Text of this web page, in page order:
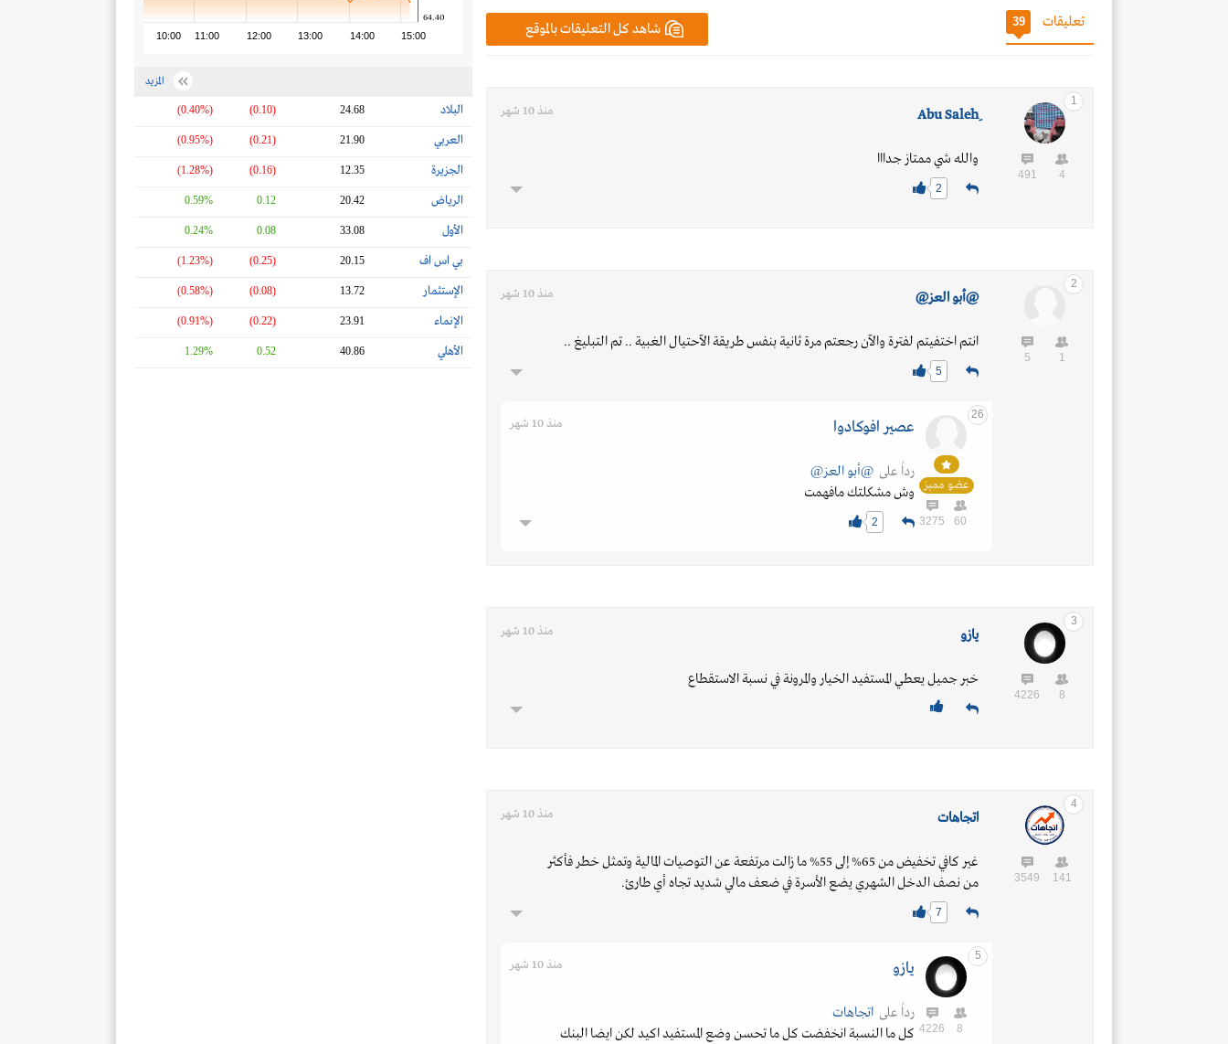
شاهد كل التعليقات بالموقع تعليقات 39
1
4
491
منذ 10 شهر
والله شي ممتاز جدااا
2
2
1
5
@أبو العز@ منذ 10 شهر
انتم اختفيتم لفترة والآن رجعتم مرة ثانية بنفس طريقة الآحتيال الغبية .. تم التبليغ ..
5
26
عضو مميز
60
3275
عصير افوكادوا منذ 10 شهر
رداً على@أبو العز@
وش مشكلتك مافهمت
2
3
8
4226
يازو منذ 10 شهر
خبر جميل يعطي المستفيد الخيار والمرونة في نسبة الاستقطاع
4
141
3549
اتجاهات منذ 10 شهر
غير كافي تخفيض من 65% إلى 55% ما زالت مرتفعة عن التوصيات المالية وتمثل خطر فأكثر
من نصف الدخل الشهري يضع الأسرة في ضعف مالي شديد تجاه أي طارئ.
7
5
8
4226
يازو منذ 10 شهر
رداً علىاتجاهات
كل ما النسبة انخفضت كل ما تحسن وضع المستفيد اكيد لكن ايضا البنك
10:00 11:00 12:00 13:00 14:00 15:00
64.40
المزيد
البلاد 24.68
(0.10)
(0.40%)
العربي 21.90
(0.21)
(0.95%)
الجزيرة 12.35
(0.16)
(1.28%)
الرياض 20.42
0.12
0.59%
الأول 33.08
0.08
0.24%
بي اس اف 20.15
(0.25)
(1.23%)
الإستثمار 13.72
(0.08)
(0.58%)
الإنماء 23.91
(0.22)
(0.91%)
الأهلي 40.86
0.52
1.29%